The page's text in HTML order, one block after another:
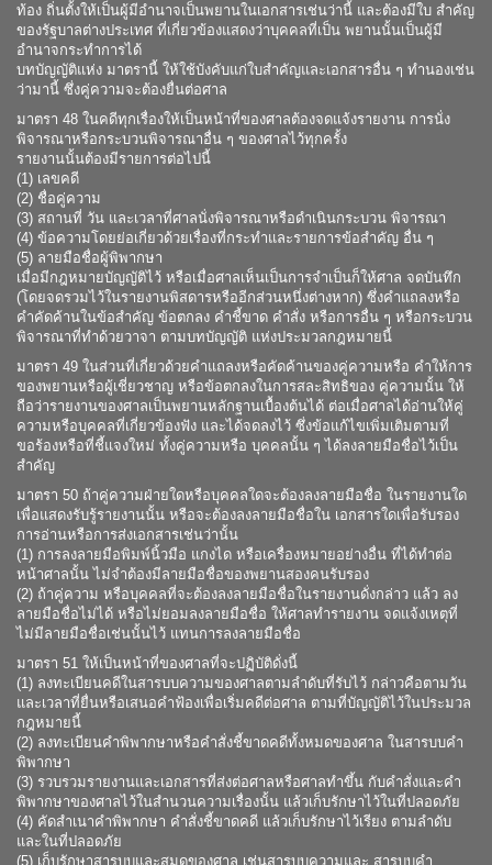
ท้อง ถิ่นตั้งให้เป็นผู้มีอำนาจเป็นพยานในเอกสารเช่นว่านี้ และต้องมีใบ สำคัญ
ของรัฐบาลต่างประเทศ ที่เกี่ยวข้องแสดงว่าบุคคลที่เป็น พยานนั้นเป็นผู้มี
อำนาจกระทำการได้
บทบัญญัติแห่ง มาตรานี้ ให้ใช้บังคับแก่ใบสำคัญและเอกสารอื่น ๆ ทำนองเช่น
ว่ามานี้ ซึ่งคู่ความจะต้องยื่นต่อศาล
มาตรา 48 ในคดีทุกเรื่องให้เป็นหน้าที่ของศาลต้องจดแจ้งรายงาน การนั่ง
พิจารณาหรือกระบวนพิจารณาอื่น ๆ ของศาลไว้ทุกครั้ง
รายงานนั้นต้องมีรายการต่อไปนี้
(1) เลขคดี
(2) ชื่อคู่ความ
(3) สถานที่ วัน และเวลาที่ศาลนั่งพิจารณาหรือดำเนินกระบวน พิจารณา
(4) ข้อความโดยย่อเกี่ยวด้วยเรื่องที่กระทำและรายการข้อสำคัญ อื่น ๆ
(5) ลายมือชื่อผู้พิพากษา
เมื่อมีกฎหมายบัญญัติไว้ หรือเมื่อศาลเห็นเป็นการจำเป็นก็ให้ศาล จดบันทึก
(โดยจดรวมไว้ในรายงานพิสดารหรืออีกส่วนหนึ่งต่างหาก) ซึ่งคำแถลงหรือ
คำคัดค้านในข้อสำคัญ ข้อตกลง คำชี้ขาด คำสั่ง หรือการอื่น ๆ หรือกระบวน
พิจารณาที่ทำด้วยวาจา ตามบทบัญญัติ แห่งประมวลกฎหมายนี้
มาตรา 49 ในส่วนที่เกี่ยวด้วยคำแถลงหรือคัดค้านของคู่ความหรือ คำให้การ
ของพยานหรือผู้เชี่ยวชาญ หรือข้อตกลงในการสละสิทธิของ คู่ความนั้น ให้
ถือว่ารายงานของศาลเป็นพยานหลักฐานเบื้องต้นได้ ต่อเมื่อศาลได้อ่านให้คู่
ความหรือบุคคลที่เกี่ยวข้องฟัง และได้จดลงไว้ ซึ่งข้อแก้ไขเพิ่มเติมตามที่
ขอร้องหรือที่ชี้แจงใหม่ ทั้งคู่ความหรือ บุคคลนั้น ๆ ได้ลงลายมือชื่อไว้เป็น
สำคัญ
มาตรา 50 ถ้าคู่ความฝ่ายใดหรือบุคคลใดจะต้องลงลายมือชื่อ ในรายงานใด
เพื่อแสดงรับรู้รายงานนั้น หรือจะต้องลงลายมือชื่อใน เอกสารใดเพื่อรับรอง
การอ่านหรือการส่งเอกสารเช่นว่านั้น
(1) การลงลายมือพิมพ์นิ้วมือ แกงได หรือเครื่องหมายอย่างอื่น ที่ได้ทำต่อ
หน้าศาลนั้น ไม่จำต้องมีลายมือชื่อของพยานสองคนรับรอง
(2) ถ้าคู่ความ หรือบุคคลที่จะต้องลงลายมือชื่อในรายงานดั่งกล่าว แล้ว ลง
ลายมือชื่อไม่ได้ หรือไม่ยอมลงลายมือชื่อ ให้ศาลทำรายงาน จดแจ้งเหตุที่
ไม่มีลายมือชื่อเช่นนั้นไว้ แทนการลงลายมือชื่อ
มาตรา 51 ให้เป็นหน้าที่ของศาลที่จะปฏิบัติดั่งนี้
(1) ลงทะเบียนคดีในสารบบความของศาลตามลำดับที่รับไว้ กล่าวคือตามวัน
และเวลาที่ยื่นหรือเสนอคำฟ้องเพื่อเริ่มคดีต่อศาล ตามที่บัญญัติไว้ในประมวล
กฎหมายนี้
(2) ลงทะเบียนคำพิพากษาหรือคำสั่งชี้ขาดคดีทั้งหมดของศาล ในสารบบคำ
พิพากษา
(3) รวบรวมรายงานและเอกสารที่ส่งต่อศาลหรือศาลทำขึ้น กับคำสั่งและคำ
พิพากษาของศาลไว้ในสำนวนความเรื่องนั้น แล้วเก็บรักษาไว้ในที่ปลอดภัย
(4) คัดสำเนาคำพิพากษา คำสั่งชี้ขาดคดี แล้วเก็บรักษาไว้เรียง ตามลำดับ
และในที่ปลอดภัย
(5) เก็บรักษาสารบบและสมุดของศาล เช่นสารบบความและ สารบบคำ